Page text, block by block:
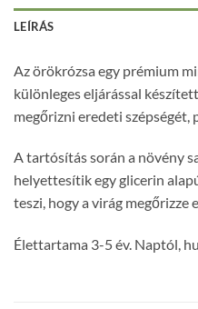
LEÍRÁS
Az örökrózsa egy prémium
különleges eljárással
megőrizni eredeti szépségét,
A tartósítás során a növény
helyettesítik egy glicerin
teszi, hogy a virág
Élettartama 3-5 év. Naptól,